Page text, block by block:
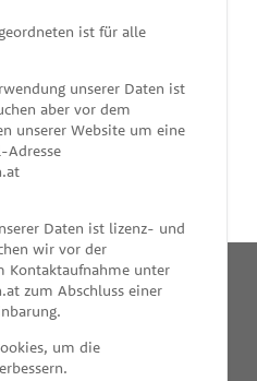
von
ist für alle
unserer Daten ist
aber vor dem
unserer Website um eine
Adresse
Daten ist lizenz- und
wir vor der
Kontaktaufnahme unter
zum Abschluss einer
um die